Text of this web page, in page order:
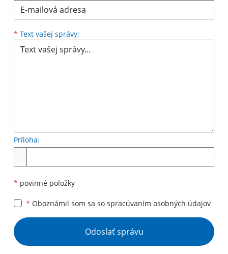
* Text vašej správy:
Príloha:
* povinné položky
* Oboznámil som sa so spracúvaním osobných údajov
Google reCaptcha Response
Odoslať správu